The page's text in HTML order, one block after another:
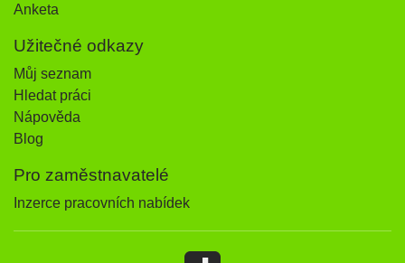
Anketa
Užitečné odkazy
Můj seznam
Hledat práci
Nápověda
Blog
Pro zaměstnavatelé
Inzerce pracovních nabídek